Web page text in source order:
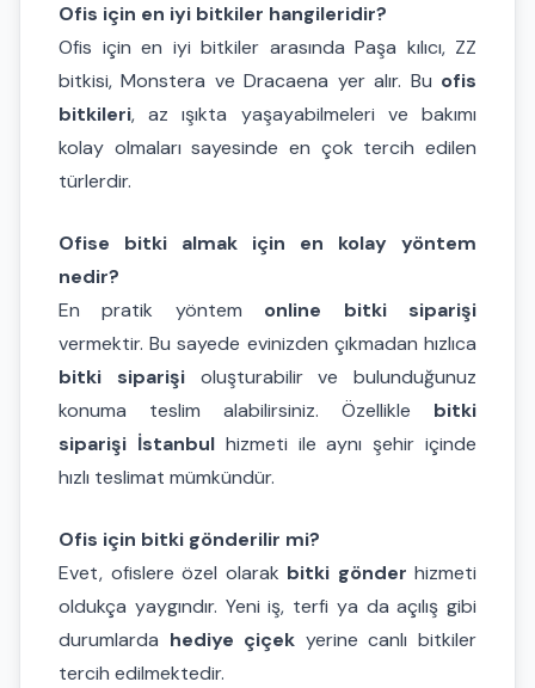
Ofis için en iyi bitkiler hangileridir?
Ofis için en iyi bitkiler arasında Paşa kılıcı, ZZ
bitkisi, Monstera ve Dracaena yer alır. Bu ofis
bitkileri, az ışıkta yaşayabilmeleri ve bakımı
kolay olmaları sayesinde en çok tercih edilen
türlerdir.
Ofise bitki almak için en kolay yöntem
nedir?
En pratik yöntem online bitki siparişi
vermektir. Bu sayede evinizden çıkmadan hızlıca
bitki siparişioluşturabilir ve bulunduğunuz
konuma teslim alabilirsiniz. Özellikle bitki
siparişi İstanbulhizmeti ile aynı şehir içinde
hızlı teslimat mümkündür.
Ofis için bitki gönderilir mi?
Evet, ofislere özel olarak bitki gönder hizmeti
oldukça yaygındır. Yeni iş, terfi ya da açılış gibi
durumlarda hediye çiçek yerine canlı bitkiler
tercih edilmektedir.